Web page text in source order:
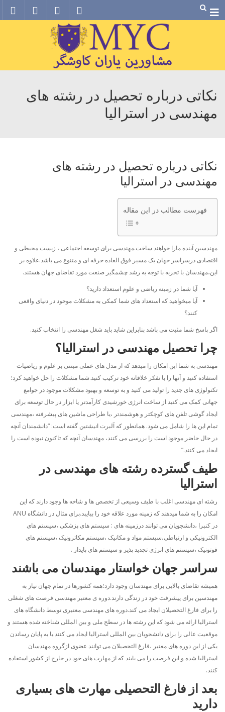
Menu
نکاتی درباره تحصیل در رشته های
مهندسی در استرالیا
نکاتی درباره تحصیل در رشته های
مهندسی در استرالیا
فهرست مطالب در این مقاله
مهندسین آینده مارا خواهند ساخت.مهندسی برای توسعه اجتماعی ، زیست محیطی و
اقتصادی درسراسر جهان یک مسیر فوق العاده حرفه ای و متنوع می باشد.علاوه بر
این،مهندسان با تجربه با توجه به رشد چشمگیر صنعت مورد تقاضای جهان هستند.
آیا شما در زمینه ریاضی و علوم استعداد دارید؟
آیا میخواهید که استعداد های شما کمکی به مشکلات موجود در دنیای واقعی
کنند؟
اگر پاسخ شما مثبت می باشد بنابراین شاید باید شغل مهندسی را انتخاب کنید.
چرا تحصیل مهندسی در استرالیا؟
مهندسی به شما این امکان را میدهد که از مدل های عملی مبتنی بر علوم و ریاضیات
استفاده کنید و آنها را با تفکر خلاقانه خود ترکیب کنید.شما مشکلات را حل خواهید کرد؛
تکنولوژی های جدید را تولید می کنید و به توسعه و بهبود مشکلات موجود در جوامع
جهانی کمک می کنید.از ساخت انرژی خورشیدی کارآمدتر یا ابزار در حال توسعه برای
ایجاد گوشی تلفن های کوچکتر و هوشمندتر ،یا طراحی ماشین های پیشرفته ،مهندسی
تمام این ها را شامل می شود. همانطور که آلبرت انیشتین گفته است: “دانشمندان آنچه
در حال حاضر موجود است را بررسی می کنند، مهندسان آنچه که تاکنون نبوده است را
ایجاد می کنند.”
طیف گسترده رشته های مهندسی در
استرالیا
رشته ای مهندسی اغلب با طیف وسیعی از تخصص ها و شاخه ها وجود دارند که این
امکان را به شما میدهند که زمینه مورد علاقه خود را بیایبد.برای مثال در دانشگاه ANU
در کنبرا ،دانشجویان می توانند درزمینه های : سیستم های پزشکی ،سیستم های
الکترونیکی و ارتباطی،سیستم مواد و مکانیک ،سیستم مکاترونیک ،سیستم های
فوتونیک ،سیستم های انرژی تجدید پذیر و سیستم های پایدار .
سراسر جهان خواستار مهندسان می باشند
همیشه تقاضای بالایی برای مهندسان وجود دارد؛همه کشورها در تمام جهان نیاز به
مهندسین برای پیشرفت خود در زندگی دارند.دوره ی معتبر مهندسی فرصت های شغلی
را برای فارغ التحصیلان ایجاد می کند.دوره های مهندسی معتبری توسط دانشگاه های
استرالیا ارائه می شود که این رشته ها در سطح ملی و بین المللی شناخته شده هستند و
موقعیت عالی را برای دانشجویان بین المللی استرالیا ایجاد می کنند.با به پایان رساندن
یکی از این دوره های معتبر ،فارغ التحصیلان می توانند عضوی ازگروه مهندسان
استرالیا شده و این فرصت را می یابند که از مهارت های خود در خارج از کشور استفاده
کنند.
بعد از فارغ التحصیلی مهارت های بسیاری
دارید